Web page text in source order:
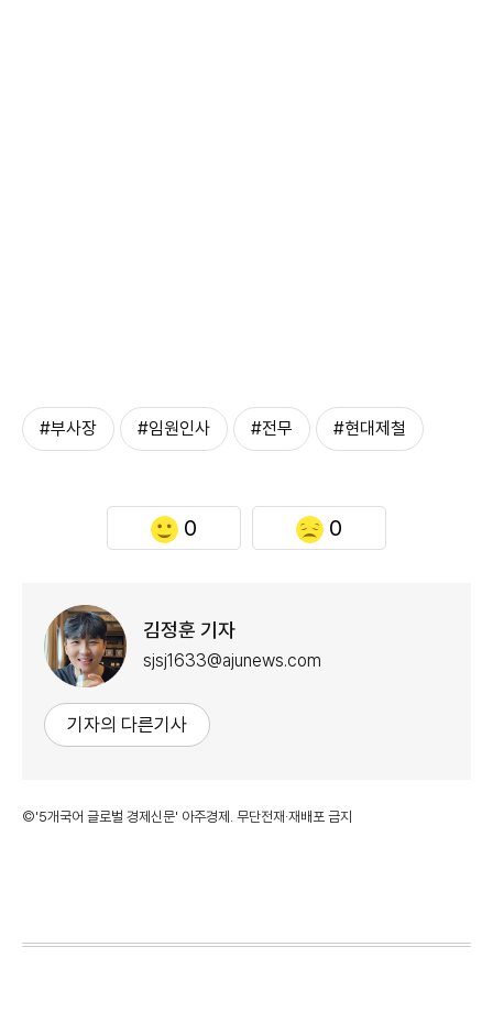
#부사장 #임원인사 #전무 #현대제철
0 0
김정훈 기자
sjsj1633@ajunews.com
기자의 다른기사
©'5개국어 글로벌 경제신문' 아주경제. 무단전재·재배포 금지